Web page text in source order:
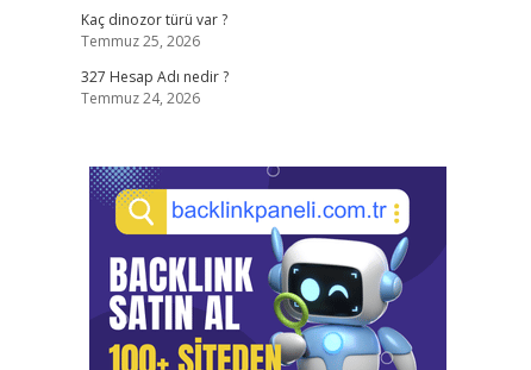
Kaç dinozor türü var ?
Temmuz 25, 2026
327 Hesap Adı nedir ?
Temmuz 24, 2026